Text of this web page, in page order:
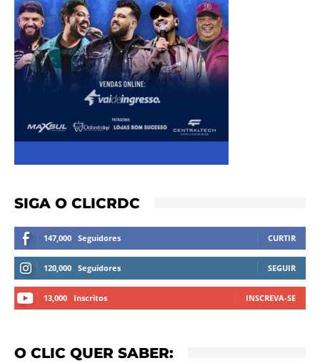
SIGA O CLICRDC
147,000 Seguidores CURTIR
120,000 Seguidores SEGUIR
13,000 Inscritos INSCREVA-SE
O CLIC QUER SABER: